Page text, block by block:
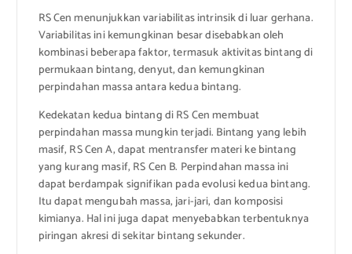
RS Cen menunjukkan variabilitas intrinsik di luar gerhana.
Variabilitas ini kemungkinan besar disebabkan oleh
kombinasi beberapa faktor, termasuk aktivitas bintang di
permukaan bintang, denyut, dan kemungkinan
perpindahan massa antara kedua bintang.
Kedekatan kedua bintang di RS Cen membuat
perpindahan massa mungkin terjadi. Bintang yang lebih
masif, RS Cen A, dapat mentransfer materi ke bintang
yang kurang masif, RS Cen B. Perpindahan massa ini
dapat berdampak signifikan pada evolusi kedua bintang.
Itu dapat mengubah massa, jari-jari, dan komposisi
kimianya. Hal ini juga dapat menyebabkan terbentuknya
piringan akresi di sekitar bintang sekunder.